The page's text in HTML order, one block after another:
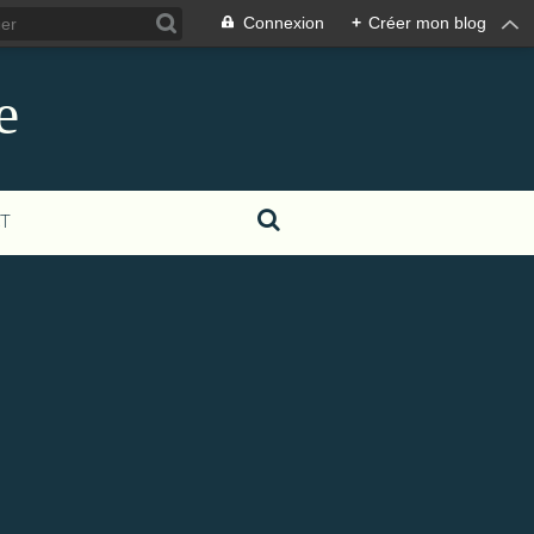
Connexion + Créer mon blog